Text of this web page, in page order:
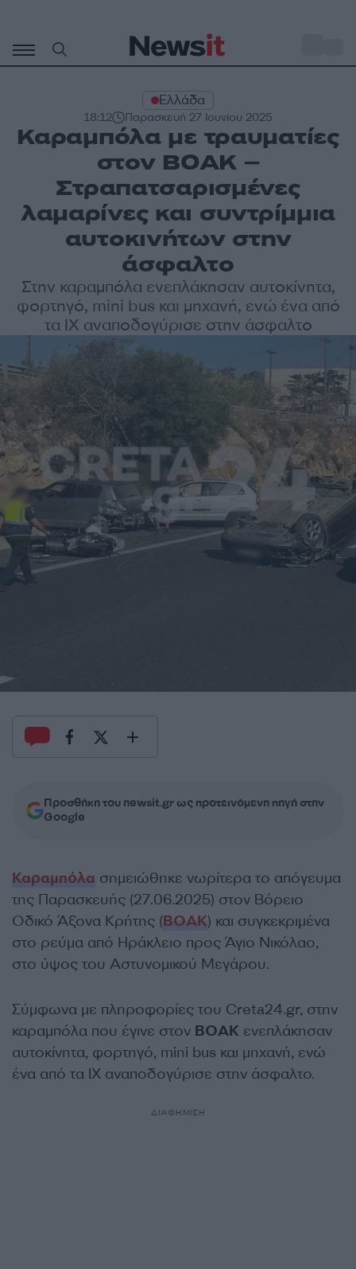
περιεχόμενο
Ελλάδα
18:12 Παρασκευή 27 Ιουνίου 2025
Καραμπόλα με τραυματίες
στον ΒΟΑΚ –
Στραπατσαρισμένες
λαμαρίνες και συντρίμμια
αυτοκινήτων στην
άσφαλτο
Στην καραμπόλα ενεπλάκησαν αυτοκίνητα,
φορτηγό, mini bus και μηχανή, ενώ ένα από
τα ΙΧ αναποδογύρισε στην άσφαλτο
Προσθήκη του newsit.gr ως προτεινόμενη πηγή στην
Google
Καραμπόλα σημειώθηκε νωρίτερα το απόγευμα
της Παρασκευής (27.06.2025) στον Βόρειο
Οδικό Άξονα Κρήτης (ΒΟΑΚ) και συγκεκριμένα
στο ρεύμα από Ηράκλειο προς Άγιο Νικόλαο,
στο ύψος του Αστυνομικού Μεγάρου.
Σύμφωνα με πληροφορίες του Creta24.gr, στην
καραμπόλα που έγινε στον ΒΟΑΚ ενεπλάκησαν
αυτοκίνητα, φορτηγό, mini bus και μηχανή, ενώ
ένα από τα ΙΧ αναποδογύρισε στην άσφαλτο.
ΔΙΑΦΗΜΙΣΗ